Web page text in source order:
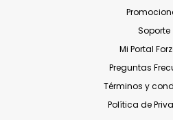
Soporte
Mi Portal
Preguntas
Términos y
Política de